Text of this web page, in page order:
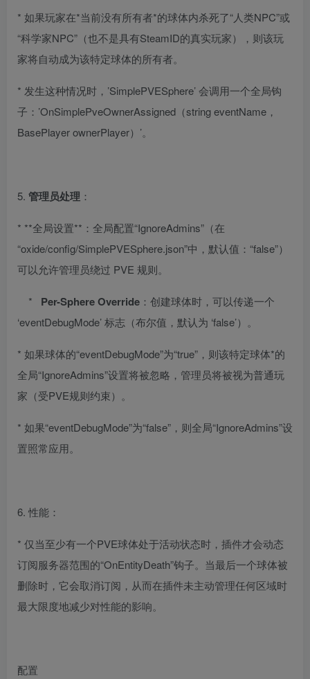
* 如果玩家在*当前没有所有者*的球体内杀死了“人类NPC”或
“科学家NPC”（也不是具有SteamID的真实玩家），则该玩
家将自动成为该特定球体的所有者。
* 发生这种情况时，’SimplePVESphere’ 会调用一个全局钩
子：’OnSimplePveOwnerAssigned（string eventName，
BasePlayer ownerPlayer）’。
5. 管理员处理 ：
* **全局设置**：全局配置“IgnoreAdmins”（在
“oxide/config/SimplePVESphere.json”中，默认值：“false”）
可以允许管理员绕过 PVE 规则。
* Per-Sphere Override ：创建球体时，可以传递一个
‘eventDebugMode’ 标志（布尔值，默认为 ‘false’）。
* 如果球体的“eventDebugMode”为“true”，则该特定球体*的
全局“IgnoreAdmins”设置将被忽略，管理员将被视为普通玩
家（受PVE规则约束）。
* 如果“eventDebugMode”为“false”，则全局“IgnoreAdmins”设
置照常应用。
6. 性能：
* 仅当至少有一个PVE球体处于活动状态时，插件才会动态
订阅服务器范围的“OnEntityDeath”钩子。当最后一个球体被
删除时，它会取消订阅，从而在插件未主动管理任何区域时
最大限度地减少对性能的影响。
配置